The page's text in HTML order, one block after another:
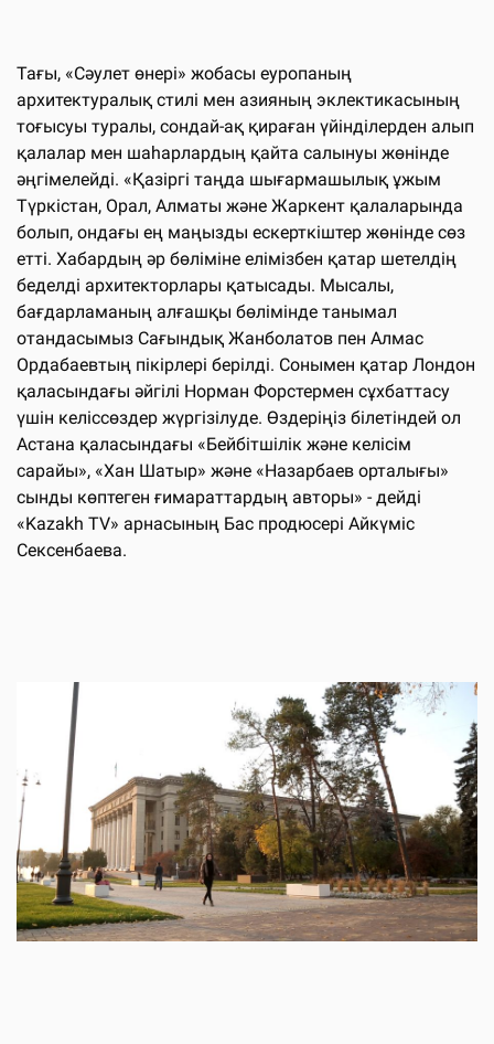
Тағы, «Сәулет өнері» жобасы еуропаның
архитектуралық стилі мен азияның эклектикасының
тоғысуы туралы, сондай-ақ қираған үйінділерден алып
қалалар мен шаһарлардың қайта салынуы жөнінде
әңгімелейді. «Қазіргі таңда шығармашылық ұжым
Түркістан, Орал, Алматы және Жаркент қалаларында
болып, ондағы ең маңызды ескерткіштер жөнінде сөз
етті. Хабардың әр бөліміне елімізбен қатар шетелдің
беделді архитекторлары қатысады. Мысалы,
бағдарламаның алғашқы бөлімінде танымал
отандасымыз Сағындық Жанболатов пен Алмас
Ордабаевтың пікірлері берілді. Сонымен қатар Лондон
қаласындағы әйгілі Норман Форстермен сұхбаттасу
үшін келіссөздер жүргізілуде. Өздеріңіз білетіндей ол
Астана қаласындағы «Бейбітшілік және келісім
сарайы», «Хан Шатыр» және «Назарбаев орталығы»
сынды көптеген ғимараттардың авторы» - дейді
«Kazakh TV» арнасының Бас продюсері Айкүміс
Сексенбаева.